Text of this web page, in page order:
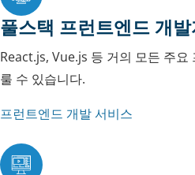
풀스택 프런트엔드 개
React.js, Vue.js 등 거의 모든 주
룰 수 있습니다.
프런트엔드 개발 서비스